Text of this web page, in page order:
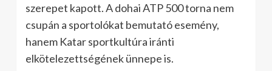
szerepet kapott. A dohai ATP 500 torna nem
csupán a sportolókat bemutató esemény,
hanem Katar sportkultúra iránti
elkötelezettségének ünnepe is.